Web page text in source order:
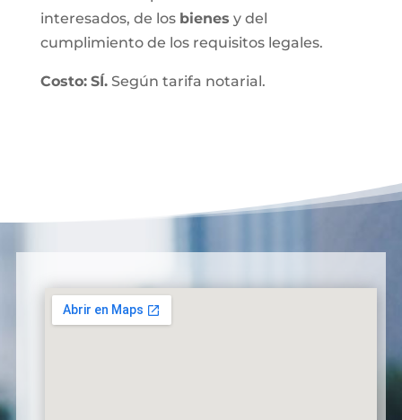
interesados, de los bienes y del
cumplimiento de los requisitos legales.
Costo: SÍ.Según tarifa notarial.